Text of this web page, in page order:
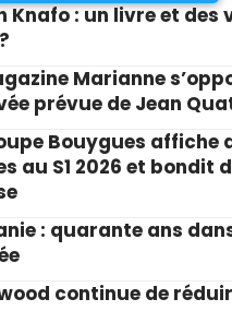
Knafo : un livre et des
Marianne
prévue de Jean
Bouygues affiche
au S1 2026 et bondit
: quarante ans
continue de